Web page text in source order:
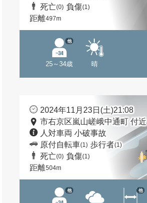
死亡(0) 負傷(1)
距離497m
25～34歳
他
晴
2024年11月23日(土)21:08
市右京区嵐山嵯峨中通町 付近
人対車両 小破事故
原付自転車(1) 歩行者(1)
死亡(0) 負傷(1)
距離504m
他 他